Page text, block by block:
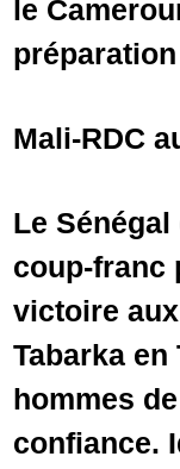
le
Mali-RDC
Le
coup-franc
victoire
Tabarka
hommes
confiance.